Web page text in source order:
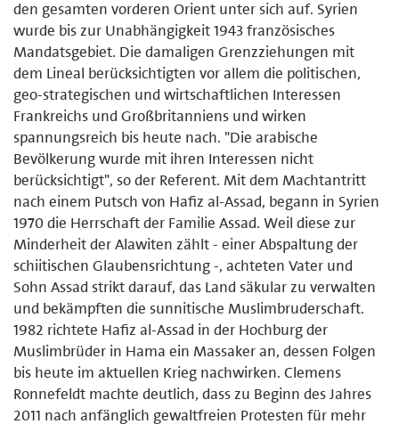
den gesamten vorderen Orient unter sich auf. Syrien
wurde bis zur Unabhängigkeit 1943 französisches
Mandatsgebiet. Die damaligen Grenzziehungen mit
dem Lineal berücksichtigten vor allem die politischen,
geo-strategischen und wirtschaftlichen Interessen
Frankreichs und Großbritanniens und wirken
spannungsreich bis heute nach. "Die arabische
Bevölkerung wurde mit ihren Interessen nicht
berücksichtigt", so der Referent. Mit dem Machtantritt
nach einem Putsch von Hafiz al-Assad, begann in Syrien
1970 die Herrschaft der Familie Assad. Weil diese zur
Minderheit der Alawiten zählt - einer Abspaltung der
schiitischen Glaubensrichtung -, achteten Vater und
Sohn Assad strikt darauf, das Land säkular zu verwalten
und bekämpften die sunnitische Muslimbruderschaft.
1982 richtete Hafiz al-Assad in der Hochburg der
Muslimbrüder in Hama ein Massaker an, dessen Folgen
bis heute im aktuellen Krieg nachwirken. Clemens
Ronnefeldt machte deutlich, dass zu Beginn des Jahres
2011 nach anfänglich gewaltfreien Protesten für mehr